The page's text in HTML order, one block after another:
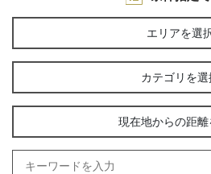
エリアを選
カテゴリを選
現在地からの距離